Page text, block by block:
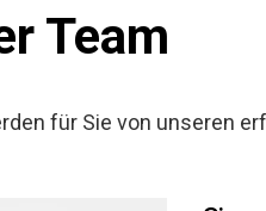
Team
für Sie von unseren